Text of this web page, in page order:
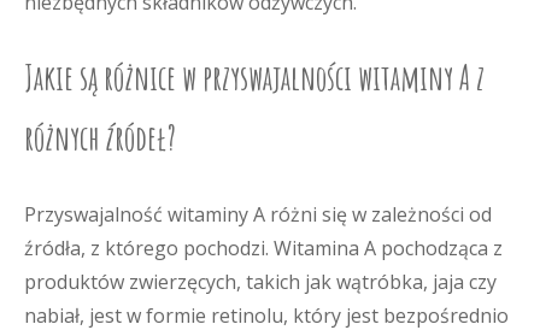
Jakie są różnice w przyswajalności witaminy A z
różnych źródeł?
Przyswajalność witaminy A różni się w zależności od
źródła, z którego pochodzi. Witamina A pochodząca z
produktów zwierzęcych, takich jak wątróbka, jaja czy
nabiał, jest w formie retinolu, który jest bezpośrednio